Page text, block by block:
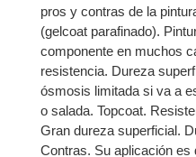
pros y contras de la
(gelcoat parafinado).
componente en muchos
resistencia. Dureza
ósmosis limitada si va a
o salada. Topcoat.
Gran dureza superficial.
Contras. Su aplicación es